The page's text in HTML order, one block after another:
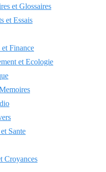
et Glossaires
et Essais
Finance
et Ecologie
Sante
Croyances